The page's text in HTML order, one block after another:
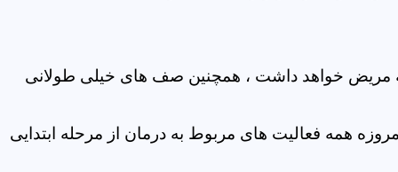
مریض خواهد داشت ، همچنین صف های خیلی طولانی
همه فعالیت های مربوط به درمان از مرحله ابتدایی